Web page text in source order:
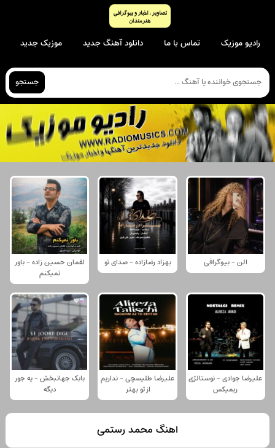
رادیو موزیک تماس با ما دانلود آهنگ جدید موزیک جدید
جستجو
الن - بیوگرافی بهزاد رضازاده - صدای تو
لقمان حسین زاده - باور
نمیکنم
علیرضا جوادی - نوستالژی
ریمیکس
علیرضا طلیسچی - نداریم
از تو بهتر
بابک جهانبخش - یه جور
دیگه
اهنگ محمد رستمی